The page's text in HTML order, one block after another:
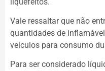
Vale ressaltar que não
quantidades de
veículos para consumo
Para ser considerado